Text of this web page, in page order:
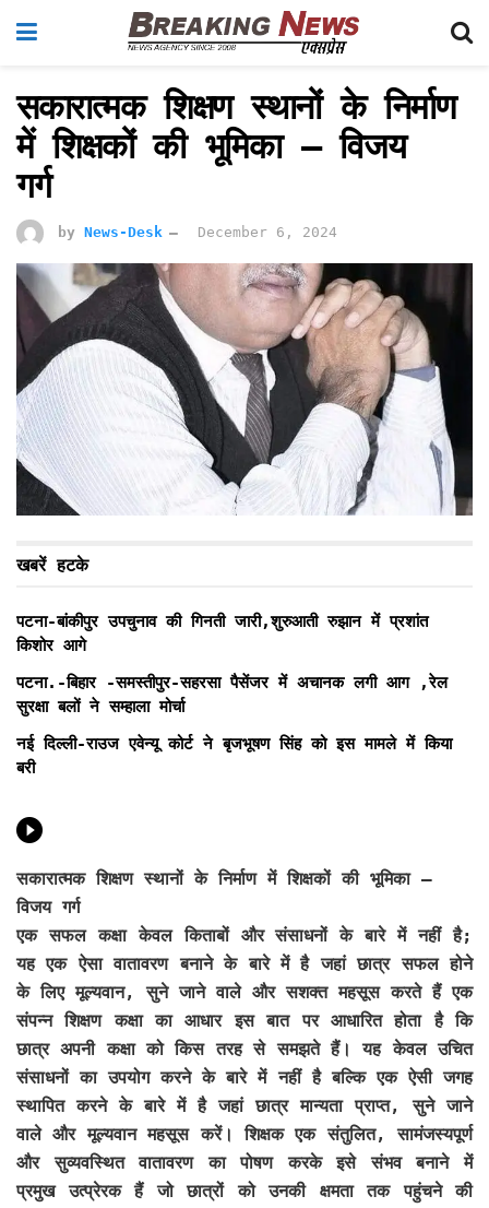
सकारात्मक शिक्षण स्थानों के निर्माण
में शिक्षकों की भूमिका – विजय
गर्ग
by News-Desk December 6, 2024
खबरें हटके
पटना-बांकीपुर उपचुनाव की गिनती जारी,शुरुआती रुझान में प्रशांत
किशोर आगे
पटना.-बिहार -समस्तीपुर-सहरसा पैसेंजर में अचानक लगी आग ,रेल
सुरक्षा बलों ने सम्हाला मोर्चा
नई दिल्ली-राउज एवेन्यू कोर्ट ने बृजभूषण सिंह को इस मामले में किया
बरी
सकारात्मक शिक्षण स्थानों के निर्माण में शिक्षकों की भूमिका –
विजय गर्ग
एक सफल कक्षा केवल किताबों और संसाधनों के बारे में नहीं है;
यह एक ऐसा वातावरण बनाने के बारे में है जहां छात्र सफल होने
के लिए मूल्यवान, सुने जाने वाले और सशक्त महसूस करते हैं एक
संपन्न शिक्षण कक्षा का आधार इस बात पर आधारित होता है कि
छात्र अपनी कक्षा को किस तरह से समझते हैं। यह केवल उचित
संसाधनों का उपयोग करने के बारे में नहीं है बल्कि एक ऐसी जगह
स्थापित करने के बारे में है जहां छात्र मान्यता प्राप्त, सुने जाने
वाले और मूल्यवान महसूस करें। शिक्षक एक संतुलित, सामंजस्यपूर्ण
और सुव्यवस्थित वातावरण का पोषण करके इसे संभव बनाने में
प्रमुख उत्प्रेरक हैं जो छात्रों को उनकी क्षमता तक पहुंचने की